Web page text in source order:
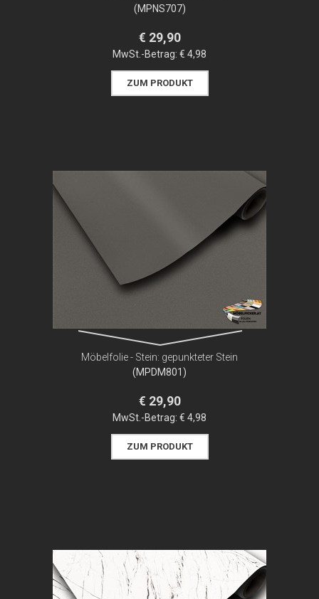
(MPNS707)
€ 29,90
MwSt.-Betrag: € 4,98
ZUM PRODUKT
Möbelfolie - Stein: gepunkteter Stein
(MPDM801)
€ 29,90
MwSt.-Betrag: € 4,98
ZUM PRODUKT